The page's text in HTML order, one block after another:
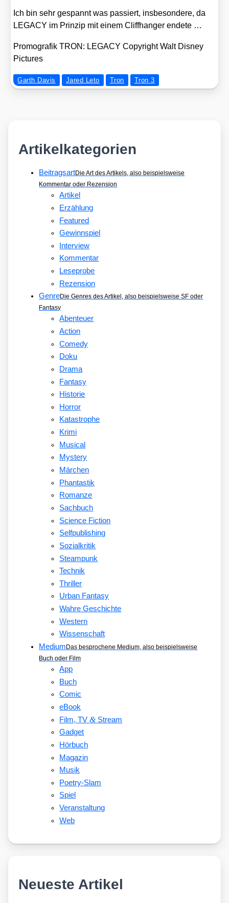
Ich bin sehr gespannt was pas­siert, ins­be­son­de­re, da
LEGACY im Prin­zip mit einem Cliff­han­ger ende­te …
Pro­mo­gra­fik TRON: LEGACY Copy­right Walt Dis­ney
Pic­tures
Garth Davis Jared Leto Tron Tron 3
Artikelkategorien
BeitragsartDie Art des Artikels, also beispielsweise
Kommentar oder Rezension
Artikel
Erzählung
Featured
Gewinnspiel
Interview
Kommentar
Leseprobe
Rezension
GenreDie Genres des Artikel, also beispielsweise SF oder
Fantasy
Abenteuer
Action
Comedy
Doku
Drama
Fantasy
Historie
Horror
Katastrophe
Krimi
Musical
Mystery
Märchen
Phantastik
Romanze
Sachbuch
Science Fiction
Selfpublishing
Sozialkritik
Steampunk
Technik
Thriller
Urban Fantasy
Wahre Geschichte
Western
Wissenschaft
Medium Das besprochene Medium, also beispielsweise
Buch oder Film
App
Buch
Comic
eBook
Film, TV&Stream
Gadget
Hörbuch
Magazin
Musik
Poetry-Slam
Spiel
Veranstaltung
Web
Neueste Artikel